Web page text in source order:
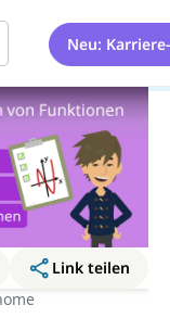
Neu:
Link teilen